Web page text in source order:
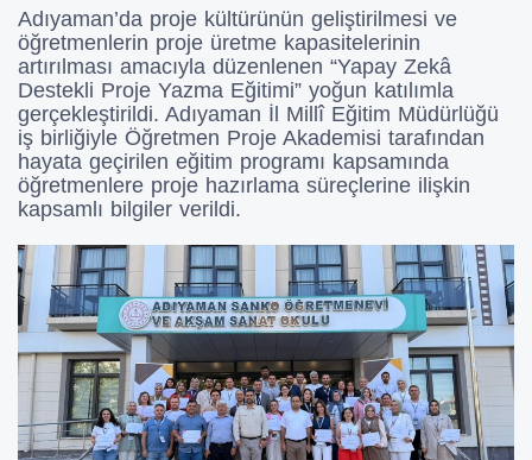
Adıyaman’da proje kültürünün geliştirilmesi ve
öğretmenlerin proje üretme kapasitelerinin
artırılması amacıyla düzenlenen “Yapay Zekâ
Destekli Proje Yazma Eğitimi” yoğun katılımla
gerçekleştirildi. Adıyaman İl Millî Eğitim Müdürlüğü
iş birliğiyle Öğretmen Proje Akademisi tarafından
hayata geçirilen eğitim programı kapsamında
öğretmenlere proje hazırlama süreçlerine ilişkin
kapsamlı bilgiler verildi.